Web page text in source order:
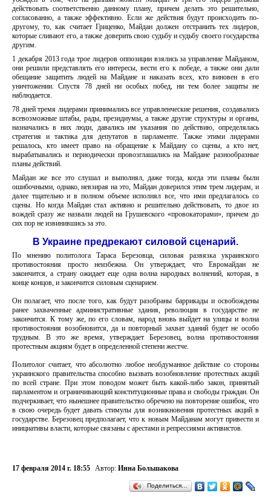
действовать соответственно данному плану, причем делать это решительно,
согласованно, а также эффективно. Если же действия будут происходить по-
другому, то, как считает Гриценко, Майдан должен отстранить тех лидеров,
которые сливают его, а также доверить свою судьбу и судьбу своего государства
другим.
1 декабря 2013 года трое лидеров оппозиции взялись за управление Майданом,
они решили представлять его интересы, вести его к победе, а также они дали
обещание защитить людей на Майдане и наказать всех, кто виновен в его
уничтожении. Спустя 78 дней ни особых побед, ни тем более защиты не
наблюдается.
78 дней тремя лидерами принимались все управленческие решения, создавались
всевозможные штабы, рады, президиумы, а также другие структуры и органы,
назначались в них люди, давались им указания по действию, определялась
стратегия и тактика для депутатов в парламенте. Также этими лидерами
решалось, кто имеет право на обращение к Майдану со сцены, а кто нет,
вырабатывались и периодически провозглашались на Майдане разнообразные
планы действий.
Майдан же все это слушал и выполнял, даже тогда, когда эти планы были
ошибочными, однако, невзирая на это, Майдан доверился этим трем лидерам, и
далее тщательно и в полном объеме исполнял все, что ими предлагалось со
сцены. Но когда Майдан стал активно и решительно действовать, то двое из
вождей сразу же назвали людей на Грушевского «провокаторами», причем до
сих пор не извинившись за это.
В Украине предрекают силовой сценарий.
По мнению политолога Тараса Березовца, силовая развязка украинского
противостояния просто неизбежна. Он утверждает, что Евромайдан не
закончится, а страну ожидает еще одна волна народных волнений, которая, в
конце концов, и закончится силовым сценарием.
Он полагает, что после того, как будут разобраны баррикады и освобождены
ранее захваченные административные здания, революция в государстве не
закончится. К тому же, по его словам, народ вновь выйдет на улицы и волна
противостояния возобновится, да и повторный захват зданий будет не особо
трудным. В это же время, утверждает Березовец, волна противостояния
протестным акциям будет в определенной степени жестче.
Политолог считает, что абсолютно любое необдуманное действие со стороны
украинского правительства способно вызвать возобновление протестных акций
по всей стране. При этом поводом может быть какой-либо закон, принятый
парламентом и ограничивающий конституционные права и свободы граждан. Он
подчеркивает, что нынешнее правительство обречено на повторение ошибок, что
в свою очередь будет давать стимулы для возникновения протестных акций в
государстве. Березовец предполагает, что к новым Майданам могут привести и
инициативы власти, которые связаны с арестами и репрессиями активистов.
17 февраля 2014 г. 18:55 Автор: Инна Большакова
Поделиться…